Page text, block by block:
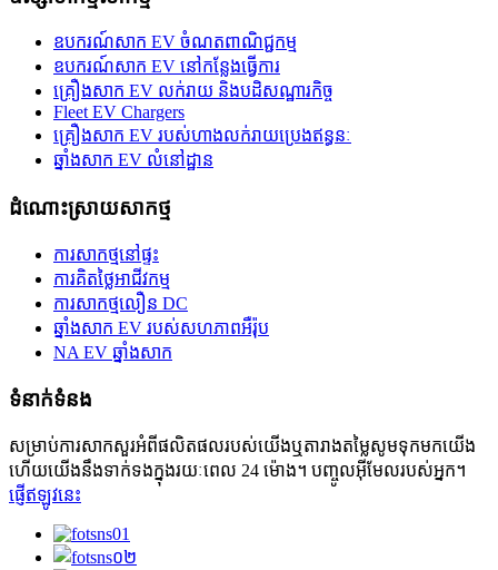
ឧបករណ៍សាក EV ចំណតពាណិជ្ជកម្ម
ឧបករណ៍សាក EV នៅកន្លែងធ្វើការ
គ្រឿងសាក EV លក់រាយ និងបដិសណ្ឋារកិច្ច
Fleet EV Chargers
គ្រឿងសាក EV របស់ហាងលក់រាយប្រេងឥន្ធនៈ
ឆ្នាំងសាក EV លំនៅដ្ឋាន
ដំណោះស្រាយសាកថ្ម
ការសាកថ្មនៅផ្ទះ
ការគិតថ្លៃអាជីវកម្ម
ការសាកថ្មលឿន DC
ឆ្នាំងសាក EV របស់សហភាពអឺរ៉ុប
NA EV ឆ្នាំងសាក
ទំនាក់ទំនង
សម្រាប់ការសាកសួរអំពីផលិតផលរបស់យើងឬតារាងតម្លៃសូមទុកមកយើង
ហើយយើងនឹងទាក់ទងក្នុងរយៈពេល 24 ម៉ោង។ បញ្ចូលអ៊ីមែលរបស់អ្នក។
ផ្ញើឥឡូវនេះ